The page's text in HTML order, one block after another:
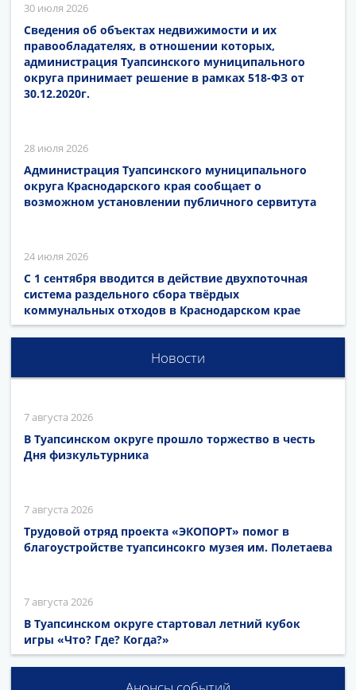
30 июля 2026
Сведения об объектах недвижимости и их
правообладателях, в отношении которых,
администрация Туапсинского муниципального
округа принимает решение в рамках 518-ФЗ от
30.12.2020г.
28 июля 2026
Администрация Туапсинского муниципального
округа Краснодарского края сообщает о
возможном установлении публичного сервитута
24 июля 2026
С 1 сентября вводится в действие двухпоточная
система раздельного сбора твёрдых
коммунальных отходов в Краснодарском крае
Новости
7 августа 2026
В Туапсинском округе прошло торжество в честь
Дня физкультурника
7 августа 2026
Трудовой отряд проекта «ЭКОПОРТ» помог в
благоустройстве туапсинсокго музея им. Полетаева
7 августа 2026
В Туапсинском округе стартовал летний кубок
игры «Что? Где? Когда?»